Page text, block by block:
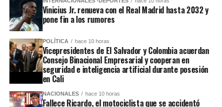
Vinicius Jr. renueva con el Real Madrid hasta 2032 y
pone fin a los rumores
POLÍTICA hace 10 horas
Vicepresidentes de El Salvador y Colombia acuerdan
Consejo Binacional Empresarial y cooperan en
seguridad e inteligencia artificial durante posesión
en Cali
NACIONALES hace 10 horas
Fallece Ricardo, el motociclista que se accidentó